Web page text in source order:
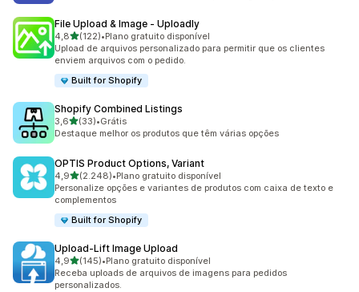
File Upload & Image ‑ Uploadly
4,8de 5 estrelas
(122)
122 avaliações ao todo
•Plano gratuito disponível
Upload de arquivos personalizado para permitir que os clientes
enviem arquivos com o pedido.
Built for Shopify
Shopify Combined Listings
3,6de 5 estrelas
(33)
33 avaliações ao todo
•Grátis
Destaque melhor os produtos que têm várias opções
OPTIS Product Options, Variant
4,9de 5 estrelas
(2.248)
2248 avaliações ao todo
•Plano gratuito disponível
Personalize opções e variantes de produtos com caixa de texto e
complementos
Built for Shopify
Upload‑Lift Image Upload
4,9de 5 estrelas
(145)
145 avaliações ao todo
•Plano gratuito disponível
Receba uploads de arquivos de imagens para pedidos
personalizados.